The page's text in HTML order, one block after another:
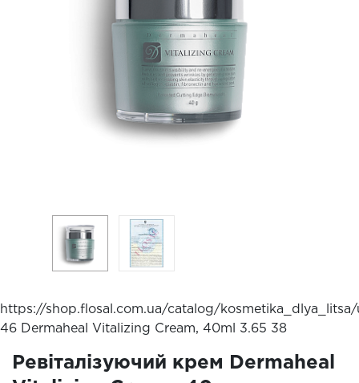
https://shop.flosal.com.ua/catalog/
46 Dermaheal Vitalizing Cream, 40ml
3.65 38
Ревіталізуючий крем Dermaheal